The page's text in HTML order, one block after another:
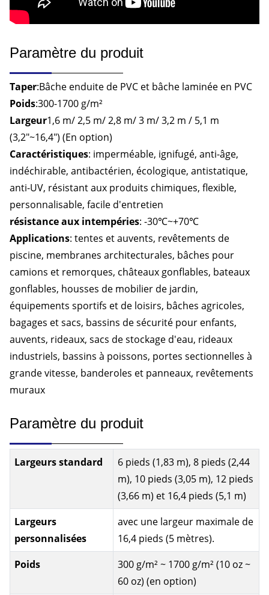
Paramètre du produit
Taper:Bâche enduite de PVC et bâche laminée en PVC
Poids:300-1700 g/m²
Largeur1,6 m/ 2,5 m/ 2,8 m/ 3 m/ 3,2 m / 5,1 m
(3,2″~16,4″) (En option)
Caractéristiques: imperméable, ignifugé, anti-âge,
indéchirable, antibactérien, écologique, antistatique,
anti-UV, résistant aux produits chimiques, flexible,
personnalisable, facile d'entretien
résistance aux intempéries: -30℃~+70℃
Applications: tentes et auvents, revêtements de
piscine, membranes architecturales, bâches pour
camions et remorques, châteaux gonflables, bateaux
gonflables, housses de mobilier de jardin,
équipements sportifs et de loisirs, bâches agricoles,
bagages et sacs, bassins de sécurité pour enfants,
auvents, rideaux, sacs de stockage d'eau, rideaux
industriels, bassins à poissons, portes sectionnelles à
grande vitesse, banderoles et panneaux, revêtements
muraux
Paramètre du produit
Largeurs standard
6 pieds (1,83 m), 8 pieds (2,44
m), 10 pieds (3,05 m), 12 pieds
(3,66 m) et 16,4 pieds (5,1 m)
Largeurs
personnalisées
avec une largeur maximale de
16,4 pieds (5 mètres).
Poids
300 g/m² ~ 1700 g/m² (10 oz ~
60 oz) (en option)